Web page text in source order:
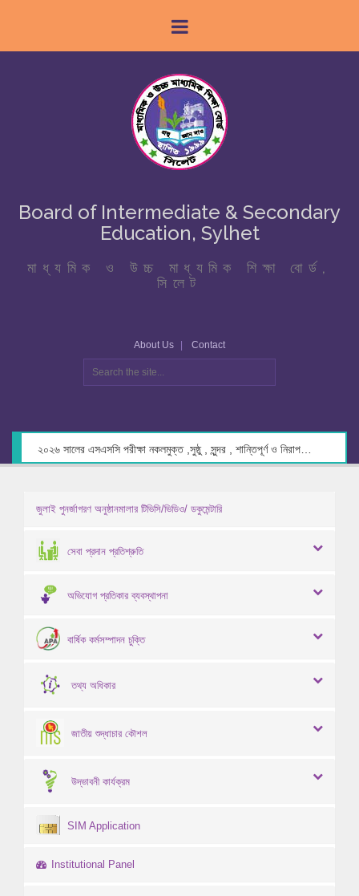
Board of Intermediate & Secondary
Education, Sylhet
মাধ্যমিক ও উচ্চ মাধ্যমিক শিক্ষা বোর্ড,
সিলেট
About Us Contact
জুলাই পুনর্জাগরণ অনুষ্ঠানমালার টিভিসি/ভিডিও/ ডকুমেন্টারি
সেবা প্রদান প্রতিশ্রুতি
অভিযোগ প্রতিকার ব্যবস্থাপনা
বার্ষিক কর্মসম্পাদন চুক্তি
তথ্য অধিকার
জাতীয় শুদ্ধাচার কৌশল
উদ্ভাবনী কার্যক্রম
SIM Application
Institutional Panel